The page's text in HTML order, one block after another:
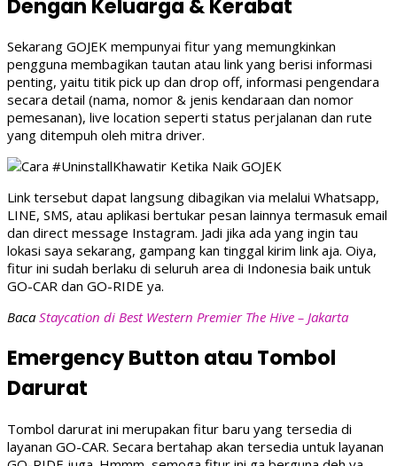
Dengan Keluarga & Kerabat
Sekarang GOJEK mempunyai fitur yang memungkinkan
pengguna membagikan tautan atau link yang berisi informasi
penting, yaitu titik pick up dan drop off, informasi pengendara
secara detail (nama, nomor & jenis kendaraan dan nomor
pemesanan), live location seperti status perjalanan dan rute
yang ditempuh oleh mitra driver.
Link tersebut dapat langsung dibagikan via melalui Whatsapp,
LINE, SMS, atau aplikasi bertukar pesan lainnya termasuk email
dan direct message Instagram. Jadi jika ada yang ingin tau
lokasi saya sekarang, gampang kan tinggal kirim link aja. Oiya,
fitur ini sudah berlaku di seluruh area di Indonesia baik untuk
GO-CAR dan GO-RIDE ya.
Baca Staycation di Best Western Premier The Hive – Jakarta
Emergency Button atau Tombol
Darurat
Tombol darurat ini merupakan fitur baru yang tersedia di
layanan GO-CAR. Secara bertahap akan tersedia untuk layanan